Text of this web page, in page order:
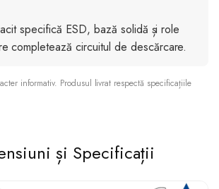
specifică ESD, bază solidă și role
completează circuitul de descărcare.
informativ. Produsul livrat respectă specificațiile
și Specificații